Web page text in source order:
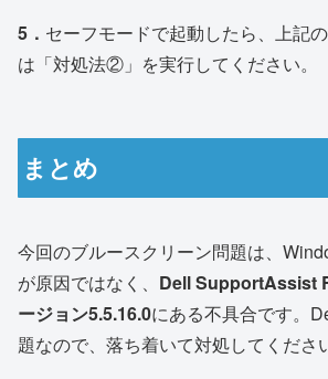
5． セーフモードで起動したら、上記
は「対処法②」を実行してください。
まとめ
今回のブルースクリーン問題は、
が原因ではなく、 Dell SupportAssist
ージョン5.5.16.0にある不具合です。
題なので、落ち着いて対処してくださ